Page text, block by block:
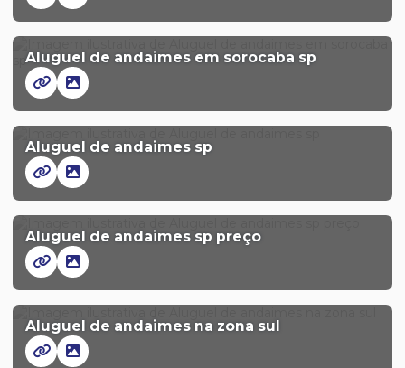
Aluguel de andaimes em sorocaba sp
Aluguel de andaimes sp
Aluguel de andaimes sp preço
Aluguel de andaimes na zona sul